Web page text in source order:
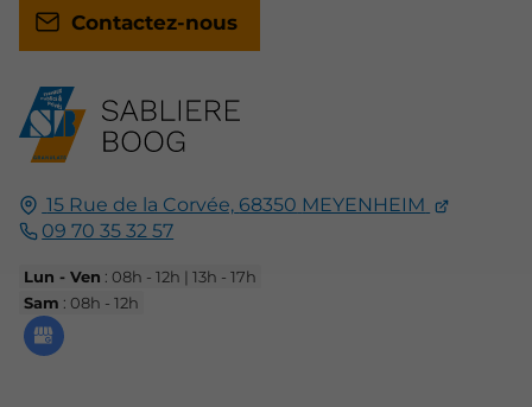
15 Rue de la Corvée, 68350 MEYENHEIM
09 70 35 32 57
Lun - Ven : 08h - 12h | 13h - 17h
Sam : 08h - 12h
Contactez-nous